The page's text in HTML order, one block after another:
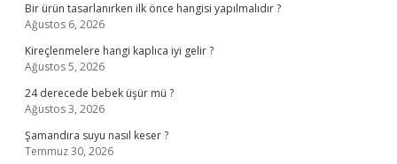
Bir ürün tasarlanırken ilk önce hangisi yapılmalıdır ?
Ağustos 6, 2026
Kireçlenmelere hangi kaplıca iyi gelir ?
Ağustos 5, 2026
24 derecede bebek üşür mü ?
Ağustos 3, 2026
Şamandıra suyu nasıl keser ?
Temmuz 30, 2026